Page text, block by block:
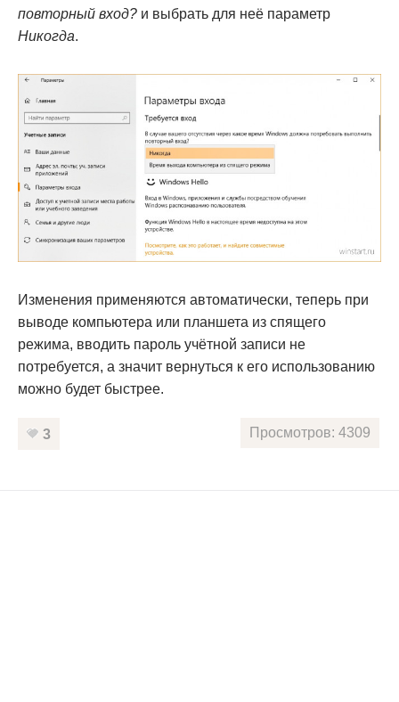
повторный вход? и выбрать для неё параметр
Никогда.
Изменения применяются автоматически, теперь при
выводе компьютера или планшета из спящего
режима, вводить пароль учётной записи не
потребуется, а значит вернуться к его использованию
можно будет быстрее.
3 Просмотров: 4309